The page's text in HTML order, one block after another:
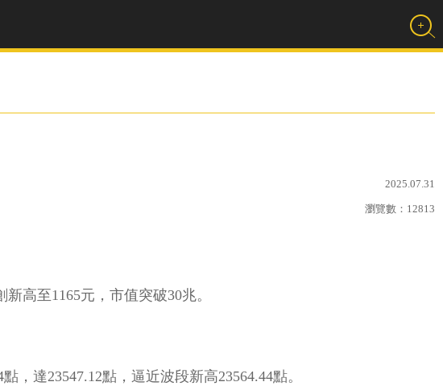
2025.07.31
瀏覽數： 12813
高至1165元，市值突破30兆。
達23547.12點，逼近波段新高23564.44點。